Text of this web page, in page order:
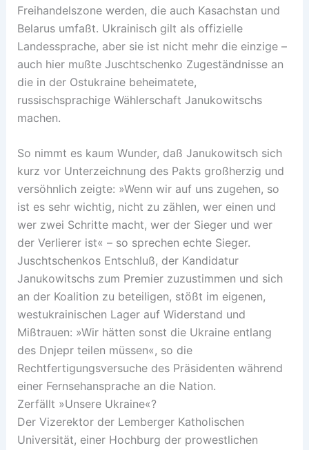
Freihandelszone werden, die auch Kasachstan und
Belarus umfaßt. Ukrainisch gilt als offizielle
Landessprache, aber sie ist nicht mehr die einzige –
auch hier mußte Juschtschenko Zugeständnisse an
die in der Ostukraine beheimatete,
russischsprachige Wählerschaft Janukowitschs
machen.
So nimmt es kaum Wunder, daß Janukowitsch sich
kurz vor Unterzeichnung des Pakts großherzig und
versöhnlich zeigte: »Wenn wir auf uns zugehen, so
ist es sehr wichtig, nicht zu zählen, wer einen und
wer zwei Schritte macht, wer der Sieger und wer
der Verlierer ist« – so sprechen echte Sieger.
Juschtschenkos Entschluß, der Kandidatur
Janukowitschs zum Premier zuzustimmen und sich
an der Koalition zu beteiligen, stößt im eigenen,
westukrainischen Lager auf Widerstand und
Mißtrauen: »Wir hätten sonst die Ukraine entlang
des Dnjepr teilen müssen«, so die
Rechtfertigungsversuche des Präsidenten während
einer Fernsehansprache an die Nation.
Zerfällt »Unsere Ukraine«?
Der Vizerektor der Lemberger Katholischen
Universität, einer Hochburg der prowestlichen